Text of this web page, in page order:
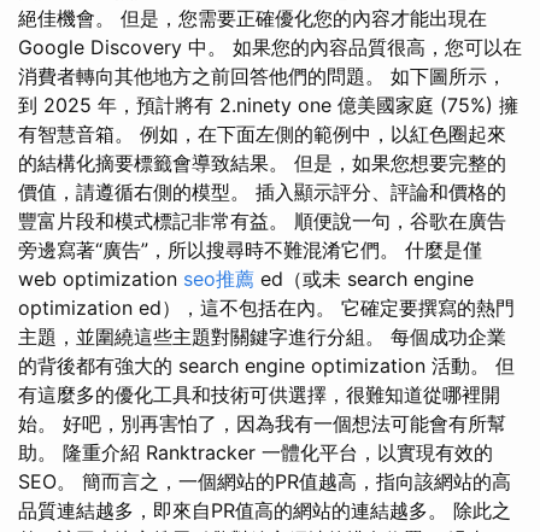
絕佳機會。 但是，您需要正確優化您的內容才能出現在
Google Discovery 中。 如果您的內容品質很高，您可以在
消費者轉向其他地方之前回答他們的問題。 如下圖所示，
到 2025 年，預計將有 2.ninety one 億美國家庭 (75%) 擁
有智慧音箱。 例如，在下面左側的範例中，以紅色圈起來
的結構化摘要標籤會導致結果。 但是，如果您想要完整的
價值，請遵循右側的模型。 插入顯示評分、評論和價格的
豐富片段和模式標記非常有益。 順便說一句，谷歌在廣告
旁邊寫著“廣告”，所以搜尋時不難混淆它們。 什麼是僅
web optimization seo推薦 ed（或未 search engine
optimization ed），這不包括在內。 它確定要撰寫的熱門
主題，並圍繞這些主題對關鍵字進行分組。 每個成功企業
的背後都有強大的 search engine optimization 活動。 但
有這麼多的優化工具和技術可供選擇，很難知道從哪裡開
始。 好吧，別再害怕了，因為我有一個想法可能會有所幫
助。 隆重介紹 Ranktracker 一體化平台，以實現有效的
SEO。 簡而言之，一個網站的PR值越高，指向該網站的高
品質連結越多，即來自PR值高的網站的連結越多。 除此之